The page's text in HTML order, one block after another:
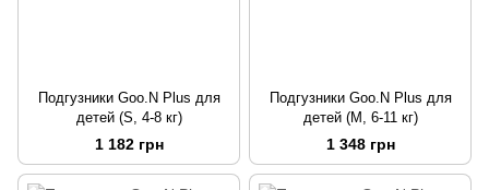
Подгузники Goo.N Plus для
детей (S, 4-8 кг)
1 182 грн
Подгузники Goo.N Plus для
детей (M, 6-11 кг)
1 348 грн